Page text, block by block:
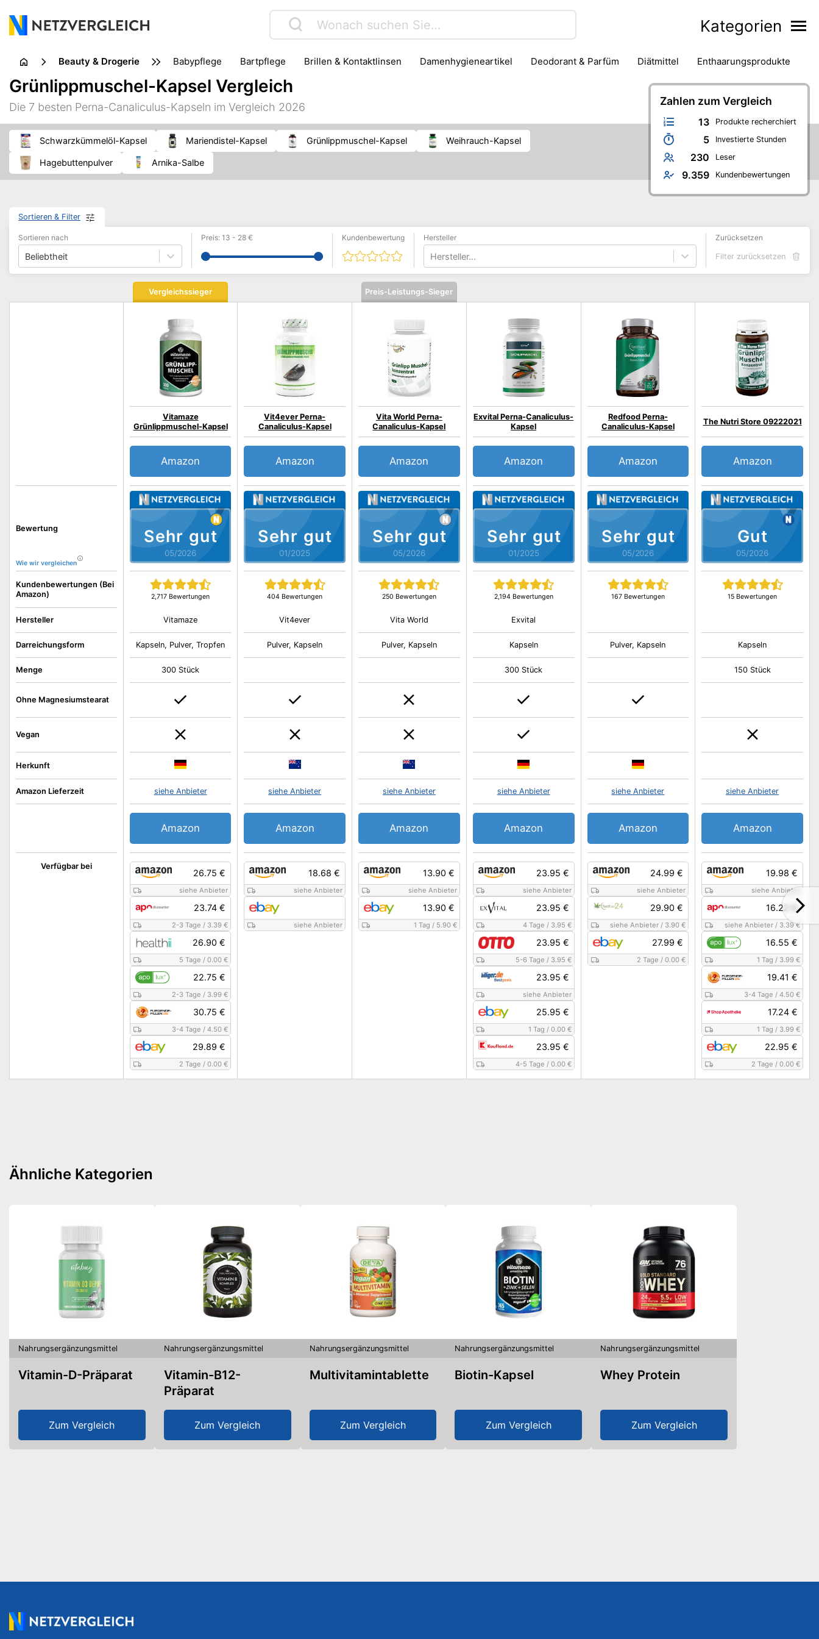
Kategorien
Beauty & Drogerie Babypflege Bartpflege Brillen & Kontaktlinsen Damenhygieneartikel Deodorant & Parfüm Diätmittel
Enthaarungsprodukte
Erotik
Fußpflege Gesichtspflege
Insektenbisse & Insektenstiche
Intimpflege Kosmetik
Nagelpflege
Verhütung & Familienplanung
Wärmetherapie
Waschmittel
Zahlen zum Vergleich
13 Produkte recherchiert
5 Investierte Stunden
230 Leser
9.359 Kundenbewertungen
Grünlippmuschel-Kapsel Vergleich
Die 7 besten Perna-Canaliculus-Kapseln im Vergleich 2026
Schwarzkümmelöl-Kapsel Mariendistel-Kapsel Grünlippmuschel-Kapsel Weihrauch-Kapsel
Hagebuttenpulver Arnika-Salbe
Sortieren & Filter
Sortieren nach
Beliebtheit
Preis: 13 - 28 € Kundenbewertung Hersteller
Hersteller...
Zurücksetzen
Filter zurücksetzen
Bewertung
Wie wir vergleichen
Kundenbewertungen (Bei
Amazon)
Verfügbar bei
Hersteller
Darreichungsform
Menge
Ohne Magnesiumstearat
Vegan
Herkunft
Amazon Lieferzeit
Vergleichssieger
Sehr gut
05/2026
Vitamaze
Grünlippmuschel-Kapsel
2,717 Bewertungen
Amazon
26.75 €
siehe Anbieter
23.74 €
2-3 Tage / 3.39 €
26.90 €
5 Tage /0.00 €
22.75 €
2-3 Tage / 3.99 €
30.75 €
3-4 Tage /4.50 €
29.89 €
2 Tage /0.00 €
Vitamaze
Kapseln, Pulver, Tropfen
300 Stück
siehe Anbieter
Amazon
Sehr gut
01/2025
Vit4ever Perna-
Canaliculus-Kapsel
404 Bewertungen
Amazon
18.68 €
siehe Anbieter
siehe Anbieter
Vit4ever
Pulver, Kapseln
siehe Anbieter
Amazon
Preis-Leistungs-Sieger
Sehr gut
05/2026
Vita World Perna-
Canaliculus-Kapsel
250 Bewertungen
Amazon
13.90 €
siehe Anbieter
13.90 €
1 Tag / 5.90 €
Vita World
Pulver, Kapseln
siehe Anbieter
Amazon
Sehr gut
01/2025
Exvital Perna-Canaliculus-
Kapsel
2,194 Bewertungen
Amazon
23.95 €
siehe Anbieter
23.95 €
4 Tage / 3.95 €
23.95 €
5-6 Tage / 3.95 €
23.95 €
siehe Anbieter
25.95 €
1 Tag / 0.00 €
23.95 €
4-5 Tage / 0.00 €
Exvital
Kapseln
300 Stück
siehe Anbieter
Amazon
Sehr gut
05/2026
Redfood Perna-
Canaliculus-Kapsel
167 Bewertungen
Amazon
24.99 €
siehe Anbieter
29.90 €
siehe Anbieter / 3.90 €
27.99 €
2 Tage /0.00 €
Pulver, Kapseln
siehe Anbieter
Amazon
Gut
05/2026
The Nutri Store 09222021
15 Bewertungen
Amazon
19.98 €
siehe Anbieter
16.22 €
siehe Anbieter/ 3.39 €
16.55 €
1 Tag / 3.99 €
19.41 €
3-4 Tage / 4.50 €
17.24 €
1 Tag / 3.99 €
22.95 €
2 Tage / 0.00 €
Kapseln
150 Stück
siehe Anbieter
Amazon
Ähnliche Kategorien
Nahrungsergänzungsmittel
Vitamin-D-Präparat
Zum Vergleich
Nahrungsergänzungsmittel
Vitamin-B12-
Präparat
Zum Vergleich
Nahrungsergänzungsmittel
Multivitamintablette
Zum Vergleich
Nahrungsergänzungsmittel
Biotin-Kapsel
Zum Vergleich
Nahrungsergänzungsmittel
Whey Protein
Zum Vergleich